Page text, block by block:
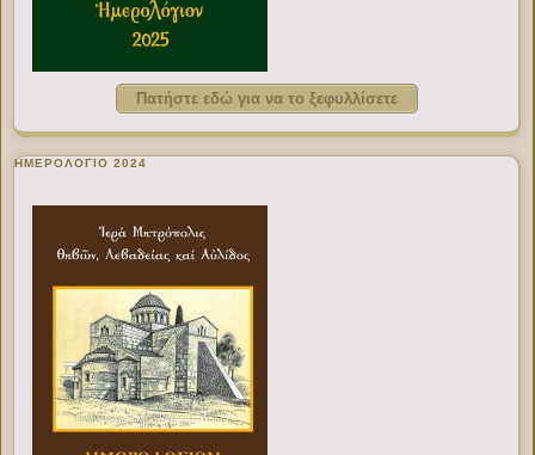
Πατήστε εδώ για να το ξεφυλλίσετε
ΗΜΕΡΟΛΟΓΙΟ 2024